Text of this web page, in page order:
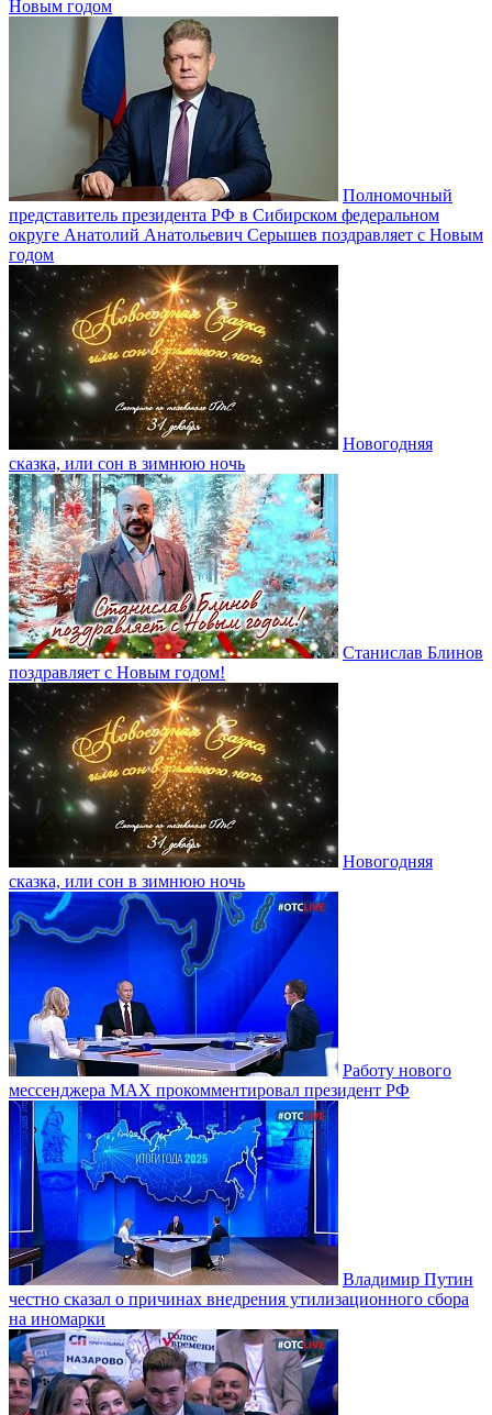
Новым годом
Полномочный
представитель президента РФ в Сибирском федеральном
округе Анатолий Анатольевич Серышев поздравляет с Новым
годом
Новогодняя
сказка, или сон в зимнюю ночь
Станислав Блинов
поздравляет с Новым годом!
Новогодняя
сказка, или сон в зимнюю ночь
Работу нового
мессенджера MAX прокомментировал президент РФ
Владимир Путин
честно сказал о причинах внедрения утилизационного сбора
на иномарки